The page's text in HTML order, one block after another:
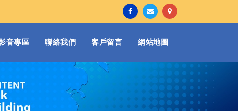
音專區 聯絡我們 客戶留言 網站地圖